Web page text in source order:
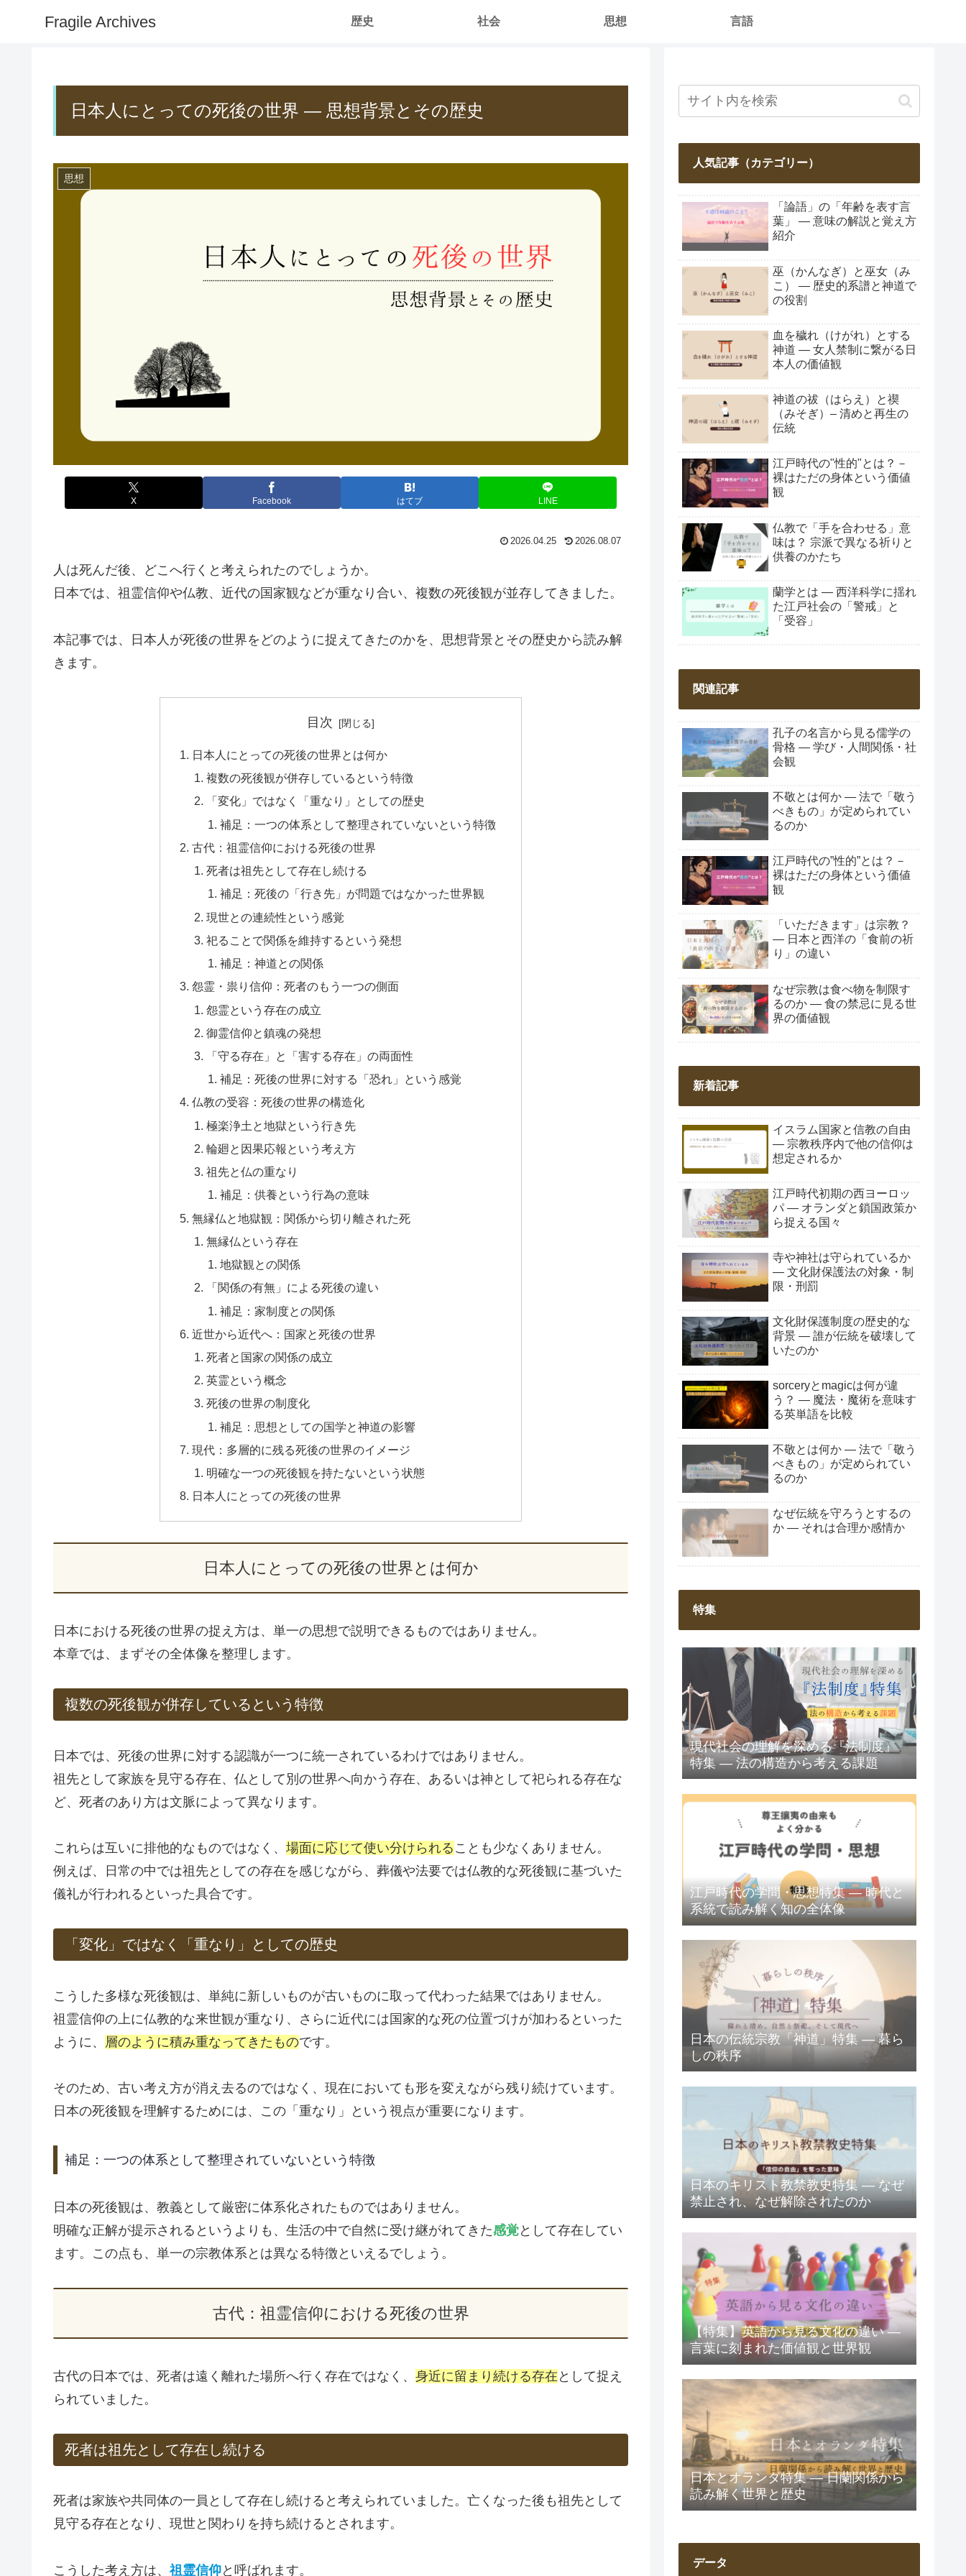
Fragile Archives 歴史 社会 思想 言語
日本人にとっての死後の世界 ― 思想背景とその歴史
思想
X Facebook はてブ LINE
2026.04.25 2026.08.07
人は死んだ後、どこへ行くと考えられたのでしょうか。
日本では、祖霊信仰や仏教、近代の国家観などが重なり合い、複数の死後観が並存してきました。
本記事では、日本人が死後の世界をどのように捉えてきたのかを、思想背景とその歴史から読み解
きます。
目次
日本人にとっての死後の世界とは何か
複数の死後観が併存しているという特徴
「変化」ではなく「重なり」としての歴史
補足：一つの体系として整理されていないという特徴
古代：祖霊信仰における死後の世界
死者は祖先として存在し続ける
補足：死後の「行き先」が問題ではなかった世界観
現世との連続性という感覚
祀ることで関係を維持するという発想
補足：神道との関係
怨霊・祟り信仰：死者のもう一つの側面
怨霊という存在の成立
御霊信仰と鎮魂の発想
「守る存在」と「害する存在」の両面性
補足：死後の世界に対する「恐れ」という感覚
仏教の受容：死後の世界の構造化
極楽浄土と地獄という行き先
輪廻と因果応報という考え方
祖先と仏の重なり
補足：供養という行為の意味
無縁仏と地獄観：関係から切り離された死
無縁仏という存在
地獄観との関係
「関係の有無」による死後の違い
補足：家制度との関係
近世から近代へ：国家と死後の世界
死者と国家の関係の成立
英霊という概念
死後の世界の制度化
補足：思想としての国学と神道の影響
現代：多層的に残る死後の世界のイメージ
明確な一つの死後観を持たないという状態
日本人にとっての死後の世界
日本人にとっての死後の世界とは何か
日本における死後の世界の捉え方は、単一の思想で説明できるものではありません。
本章では、まずその全体像を整理します。
複数の死後観が併存しているという特徴
日本では、死後の世界に対する認識が一つに統一されているわけではありません。
祖先として家族を見守る存在、仏として別の世界へ向かう存在、あるいは神として祀られる存在な
ど、死者のあり方は文脈によって異なります。
これらは互いに排他的なものではなく、 場面に応じて使い分けられる ことも少なくありません。
例えば、日常の中では祖先としての存在を感じながら、葬儀や法要では仏教的な死後観に基づいた
儀礼が行われるといった具合です。
「変化」ではなく「重なり」としての歴史
こうした多様な死後観は、単純に新しいものが古いものに取って代わった結果ではありません。
祖霊信仰の上に仏教的な来世観が重なり、さらに近代には国家的な死の位置づけが加わるといった
ように、 層のように積み重なってきたものです。
そのため、古い考え方が消え去るのではなく、現在においても形を変えながら残り続けています。
日本の死後観を理解するためには、この「重なり」という視点が重要になります。
補足：一つの体系として整理されていないという特徴
日本の死後観は、教義として厳密に体系化されたものではありません。
明確な正解が提示されるというよりも、生活の中で自然に受け継がれてきた感覚として存在してい
ます。この点も、単一の宗教体系とは異なる特徴といえるでしょう。
古代：祖霊信仰における死後の世界
古代の日本では、死者は遠く離れた場所へ行く存在ではなく、 身近に留まり続ける存在 として捉え
られていました。
死者は祖先として存在し続ける
死者は家族や共同体の一員として存在し続けると考えられていました。亡くなった後も祖先として
見守る存在となり、現世と関わりを持ち続けるとされます。
こうした考え方は、 祖霊信仰と呼ばれます。
人気記事（カテゴリー）
「論語」の「年齢を表す言
葉」 ― 意味の解説と覚え方
紹介
巫（かんなぎ）と巫女（み
こ） ― 歴史的系譜と神道で
の役割
血を穢れ（けがれ）とする
神道 ― 女人禁制に繋がる日
本人の価値観
神道の祓（はらえ）と禊
（みそぎ）– 清めと再生の
伝統
江戸時代の"性的"とは？－
裸はただの身体という価値
観
仏教で「手を合わせる」意
味は？ 宗派で異なる祈りと
供養のかたち
蘭学とは ― 西洋科学に揺れ
た江戸社会の「警戒」と
「受容」
関連記事
孔子の名言から見る儒学の
骨格 ― 学び・人間関係・社
会観
不敬とは何か ― 法で「敬う
べきもの」が定められてい
るのか
江戸時代の”性的”とは？－
裸はただの身体という価値
観
「いただきます」は宗教？
― 日本と西洋の「食前の祈
り」の違い
なぜ宗教は食べ物を制限す
るのか ― 食の禁忌に見る世
界の価値観
新着記事
イスラム国家と信教の自由
― 宗教秩序内で他の信仰は
想定されるか
江戸時代初期の西ヨーロッ
パ ― オランダと鎖国政策か
ら捉える国々
寺や神社は守られているか
― 文化財保護法の対象・制
限・刑罰
文化財保護制度の歴史的な
背景 ― 誰が伝統を破壊して
いたのか
sorceryとmagicは何が違
う？ ― 魔法・魔術を意味す
る英単語を比較
不敬とは何か ― 法で「敬う
べきもの」が定められてい
るのか
なぜ伝統を守ろうとするの
か ― それは合理か感情か
特集
現代社会の理解を深める『法制度』
特集 ― 法の構造から考える課題
江戸時代の学問・思想特集 ― 時代と
系統で読み解く知の全体像
日本の伝統宗教「神道」特集 ― 暮ら
しの秩序
日本のキリスト教禁教史特集 ― なぜ
禁止され、なぜ解除されたのか
【特集】英語から見る文化の違い ―
言葉に刻まれた価値観と世界観
日本とオランダ特集 ― 日蘭関係から
読み解く世界と歴史
データ